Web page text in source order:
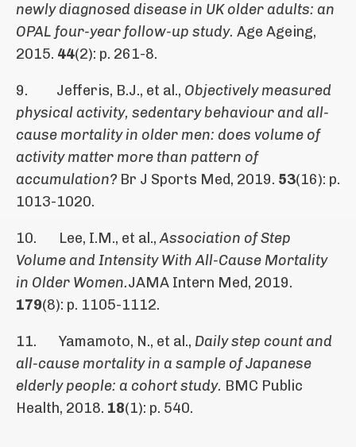
newly diagnosed disease in UK older adults: an
OPAL four-year follow-up study. Age Ageing,
2015. 44(2): p. 261-8.
9. Jefferis, B.J., et al., Objectively measured
physical activity, sedentary behaviour and all-
cause mortality in older men: does volume of
activity matter more than pattern of
accumulation? Br J Sports Med, 2019. 53(16): p.
1013-1020.
10. Lee, I.M., et al.,Association of Step
Volume and Intensity With All-Cause Mortality
in Older Women.JAMA Intern Med, 2019.
179(8): p. 1105-1112.
11. Yamamoto, N., et al., Daily step count and
all-cause mortality in a sample of Japanese
elderly people: a cohort study. BMC Public
Health, 2018. 18(1): p. 540.